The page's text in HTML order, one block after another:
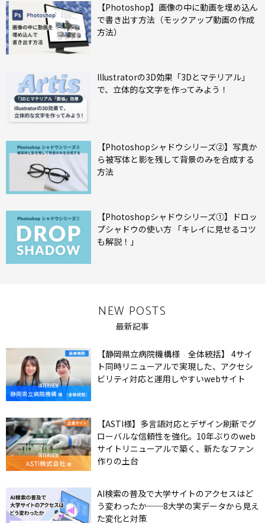
【Photoshop】画像の中に動画を埋め込ん
で書き出す方法（モックアップ動画の作成
方法）
Illustratorの3D効果「3Dとマテリアル」
で、立体的な文字を作ってみよう！
【Photoshopシャドウシリーズ②】写真か
ら被写体と影を残して背景のみを合成する
方法
【Photoshopシャドウシリーズ①】ドロッ
プシャドウの使い方 「キレイに見せるコツ
も解説！」
NEW POSTS
最新記事
【静岡県立病院機構様 全体統括】 4サイ
ト同時リニューアルで実現した、アクセシ
ビリティ対応と運用しやすいwebサイト
【ASTI様】多言語対応とデザイン刷新でグ
ローバルな信頼性を強化。10年ぶりのweb
サイトリニューアルで築く、新たなファン
作りの土台
AI検索の普及で大学サイトのアクセスはど
う変わったか──8大学の実データから見え
た変化と対策